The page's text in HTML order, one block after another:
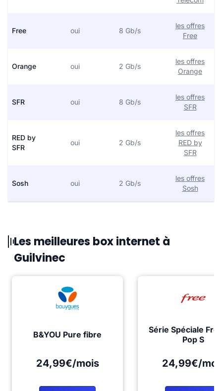
Free oui 8 Gb/s
les offres
Free
Orange oui 2 Gb/s
les offres
Orange
SFR oui 8 Gb/s
les offres
SFR
RED by
SFR
oui 2 Gb/s
les offres
RED by
SFR
Sosh oui 2 Gb/s
les offres
Sosh
Les meilleures box internet à
Guilvinec
B&YOU Pure fibre
24,99€/mois
Série Spéciale
Pop S
24,99€/